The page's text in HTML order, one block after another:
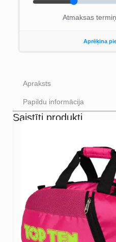
Apraksts
Papildu informācija
Saistīti produkti